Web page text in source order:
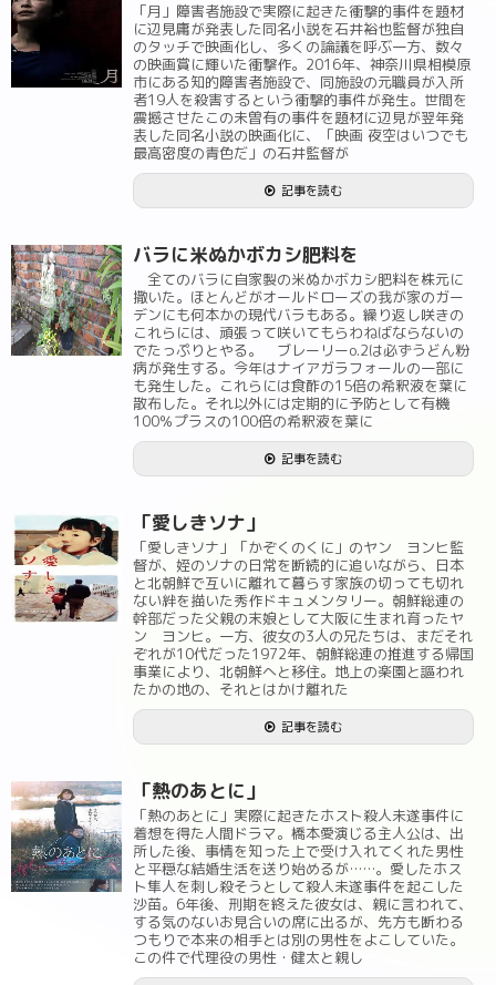
「月」障害者施設で実際に起きた衝撃的事件を題材
に辺見庸が発表した同名小説を石井裕也監督が独自
のタッチで映画化し、多くの論議を呼ぶ一方、数々
の映画賞に輝いた衝撃作。2016年、神奈川県相模原
市にある知的障害者施設で、同施設の元職員が入所
者19人を殺害するという衝撃的事件が発生。世間を
震撼させたこの未曽有の事件を題材に辺見が翌年発
表した同名小説の映画化に、「映画 夜空はいつでも
最高密度の青色だ」の石井監督が
記事を読む
バラに米ぬかボカシ肥料を
全てのバラに自家製の米ぬかボカシ肥料を株元に
撒いた。ほとんどがオールドローズの我が家のガー
デンにも何本かの現代バラもある。繰り返し咲きの
これらには、頑張って咲いてもらわねばならないの
でたっぷりとやる。 ブレーリーo.2は必ずうどん粉
病が発生する。今年はナイアガラフォールの一部に
も発生した。これらには食酢の15倍の希釈液を葉に
散布した。それ以外には定期的に予防として有機
100％プラスの100倍の希釈液を葉に
記事を読む
「愛しきソナ」
「愛しきソナ」「かぞくのくに」のヤン ヨンヒ監
督が、姪のソナの日常を断続的に追いながら、日本
と北朝鮮で互いに離れて暮らす家族の切っても切れ
ない絆を描いた秀作ドキュメンタリー。朝鮮総連の
幹部だった父親の末娘として大阪に生まれ育ったヤ
ン ヨンヒ。一方、彼女の3人の兄たちは、まだそれ
ぞれが10代だった1972年、朝鮮総連の推進する帰国
事業により、北朝鮮へと移住。地上の楽園と謳われ
たかの地の、それとはかけ離れた
記事を読む
「熱のあとに」
「熱のあとに」実際に起きたホスト殺人未遂事件に
着想を得た人間ドラマ。橋本愛演じる主人公は、出
所した後、事情を知った上で受け入れてくれた男性
と平穏な結婚生活を送り始めるが……。愛したホス
ト隼人を刺し殺そうとして殺人未遂事件を起こした
沙苗。6年後、刑期を終えた彼女は、親に言われて、
する気のないお見合いの席に出るが、先方も断わる
つもりで本来の相手とは別の男性をよこしていた。
この件で代理役の男性・健太と親し